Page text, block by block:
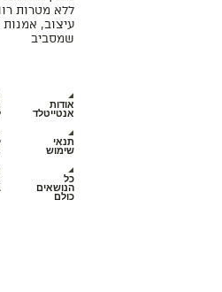
ללא מטרות
עיצוב,
שמסביב
אודות
אנטייטלד
תנאי
שימוש
כל
הנושאים
כולם